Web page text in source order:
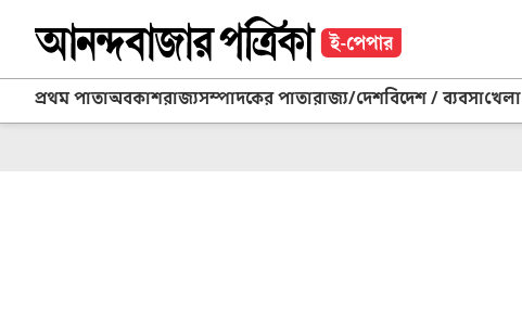
প্রথম পাতাঅবকাশরাজ্যসম্পাদকের পাতারাজ্য/দেশবিদেশ / ব্যবসাখেলা